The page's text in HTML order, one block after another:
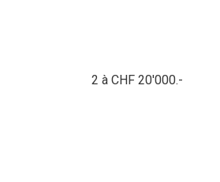
2 à CHF 20'000.-